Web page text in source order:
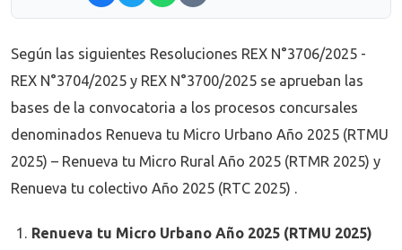
Según las siguientes Resoluciones REX N°3706/2025 -
REX N°3704/2025 y REX N°3700/2025 se aprueban las
bases de la convocatoria a los procesos concursales
denominados Renueva tu Micro Urbano Año 2025 (RTMU
2025) – Renueva tu Micro Rural Año 2025 (RTMR 2025) y
Renueva tu colectivo Año 2025 (RTC 2025) .
Renueva tu Micro Urbano Año 2025 (RTMU 2025)